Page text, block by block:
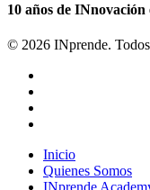
10 años de INnovación
© 2026 INprende.
Close
Menu
Inicio
Quienes Somos
INprende